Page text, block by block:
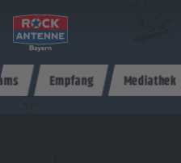
& PROGRAMM AKTIONEN & KONZERTE
Empfang Mediathek